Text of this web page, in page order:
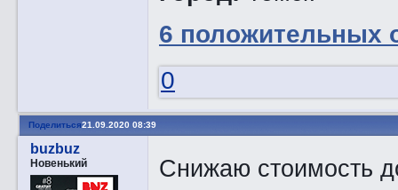
6 положительных
0
Поделиться21.09.2020 08:39
buzbuz
Новенький
Снижаю стоимость